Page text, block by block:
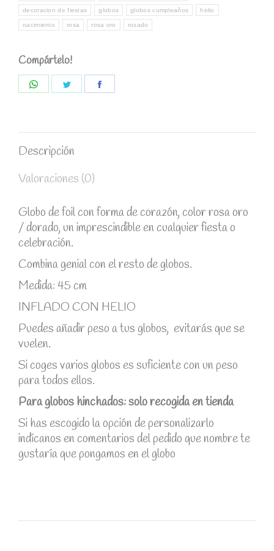
decoracion de fiestas globos globos cumpleaños helio
nacimiento rosa rosa oro rosado
Compártelo!
Descripción
Valoraciones (0)
Globo de foil con forma de corazón, color rosa oro
/ dorado, un imprescindible en cualquier fiesta o
celebración.
Combina genial con el resto de globos.
Medida: 45 cm
INFLADO CON HELIO
Puedes añadir peso a tus globos, evitarás que se
vuelen.
Si coges varios globos es suficiente con un peso
para todos ellos.
Para globos hinchados: solo recogida en tienda
Si has escogido la opción de personalizarlo
indícanos en comentarios del pedido que nombre te
gustaría que pongamos en el globo